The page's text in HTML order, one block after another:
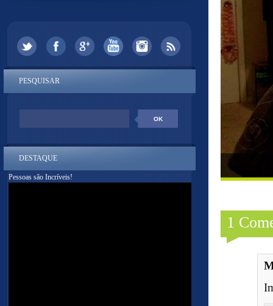
1
PESQUISAR
DESTAQUE
Pessoas são Incríveis!